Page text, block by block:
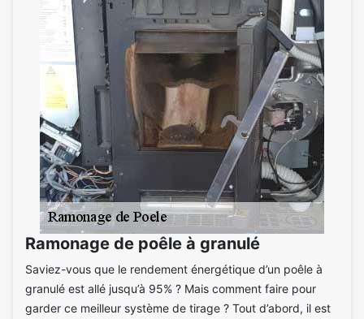
Ramonage de poêle à granulé
Saviez-vous que le rendement énergétique d’un poêle à
granulé est allé jusqu’à 95% ? Mais comment faire pour
garder ce meilleur système de tirage ? Tout d’abord, il est